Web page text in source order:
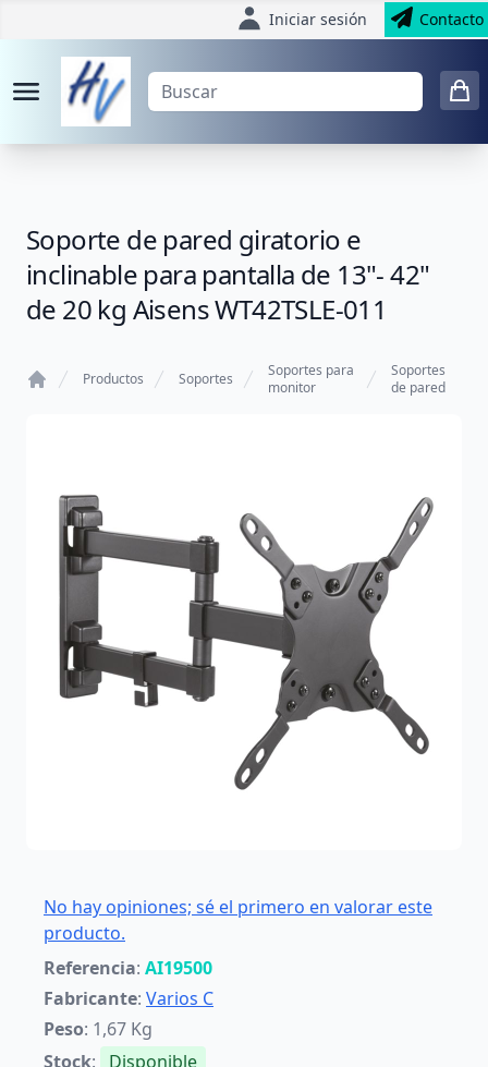
Iniciar sesión Contacto
Soporte de pared giratorio e
inclinable para pantalla de 13"- 42"
de 20 kg Aisens WT42TSLE-011
Productos Soportes
Soportes para
monitor
Soportes
de pared
No hay opiniones; sé el primero en valorar este
producto.
Referencia: AI19500
Fabricante: Varios C
Peso: 1,67 Kg
Stock:
Disponible